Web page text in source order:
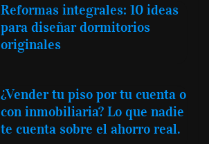
Reformas integrales: 10 ideas
para diseñar dormitorios
originales
¿Vender tu piso por tu cuenta o
con inmobiliaria? Lo que nadie
te cuenta sobre el ahorro real.